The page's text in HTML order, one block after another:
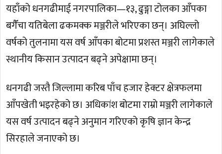
यहाँको धनगढीमाई नगरपालिका—१३, ढुङ्गा टोलका आँपका
बगैँचा यतिबेला ढकमक्क मञ्जरीले भरिएका छन्। अघिल्लो
वर्षको तुलनामा यस वर्ष आँपका बोटमा प्रशस्त मञ्जरी लागेकाले
स्थानीय किसान उत्पादन बढ्ने अपेक्षामा छन्।
धनगढी जस्तै जिल्लामा करिब पाँच हजार हेक्टर क्षेत्रफलमा
आँपखेती भइरहेको छ। अधिकांश बोटमा राम्रो मञ्जरी लागेकाले
यस वर्ष उत्पादन बढ्ने अनुमान गरिएको कृषि ज्ञान केन्द्र
सिरहाले जनाएको छ।